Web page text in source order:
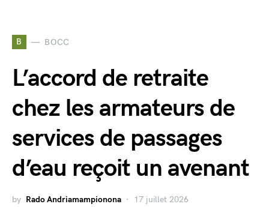
B BOCC
L’accord de retraite
chez les armateurs de
services de passages
d’eau reçoit un avenant
by Rado Andriamampionona 17 juillet 2026